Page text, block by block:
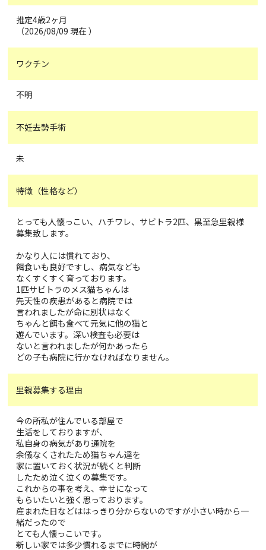
推定4歳2ヶ月
（2026/08/09 現在 ）
ワクチン
不明
不妊去勢手術
未
特徴（性格など）
とっても人懐っこい、ハチワレ、サビトラ2匹、黒至急里親様
募集致します。
かなり人には慣れており、
餌食いも良好ですし、病気なども
なくすくすく育っております。
1匹サビトラのメス猫ちゃんは
先天性の疾患があると病院では
言われましたが命に別状はなく
ちゃんと餌も食べて元気に他の猫と
遊んでいます。深い検査も必要は
ないと言われましたが何かあったら
どの子も病院に行かなければなりません。
里親募集する理由
今の所私が住んでいる部屋で
生活をしておりますが、
私自身の病気があり通院を
余儀なくされたため猫ちゃん達を
家に置いておく状況が続くと判断
したため泣く泣くの募集です。
これからの事を考え、幸せになって
もらいたいと強く思っております。
産まれた日などははっきり分からないのですが小さい時から一
緒だったので
とても人懐っこいです。
新しい家では多少慣れるまでに時間が